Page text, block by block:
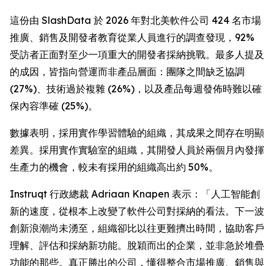
這份由 SlashData 於 2026 年對北美軟件公司 424 名市場
推廣、銷售及開發者教育從業人員進行的調查發現，92%
受訪者正面對至少一項重大的開發者採納挑戰。最多人提及
的成因，皆指向營運而非產品層面：團隊之間缺乏協調
(27%)、技術過於複雜 (26%)，以及產品每週發佈時難以確
保內容準確 (25%)。
數據表明，採用實作學習體驗的組織，其成果之間存在明顯
差異。採用實作實驗室的組織，其開發人員於兩個月內發揮
生產力的機會，較未有採用的組織高出約 50%。
Instruqt 行政總裁 Adriaan Knapen 表示：「人工智能創
新的速度，從根本上改變了軟件公司對採納的看法。下一波
創新浪潮尚未湧至，組織卻比以往更難擠出時間，協助客戶
理解、評估和採納新功能。脫穎而出的企業，並非急於堆疊
功能的那些。真正勝出的公司，懂得整合市場推廣、銷售與